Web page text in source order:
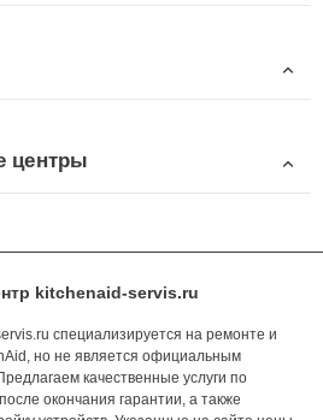
центры
kitchenaid-servis.ru
специализируется на ремонте и
но не является официальным
качественные услуги по
окончания гарантии, а также